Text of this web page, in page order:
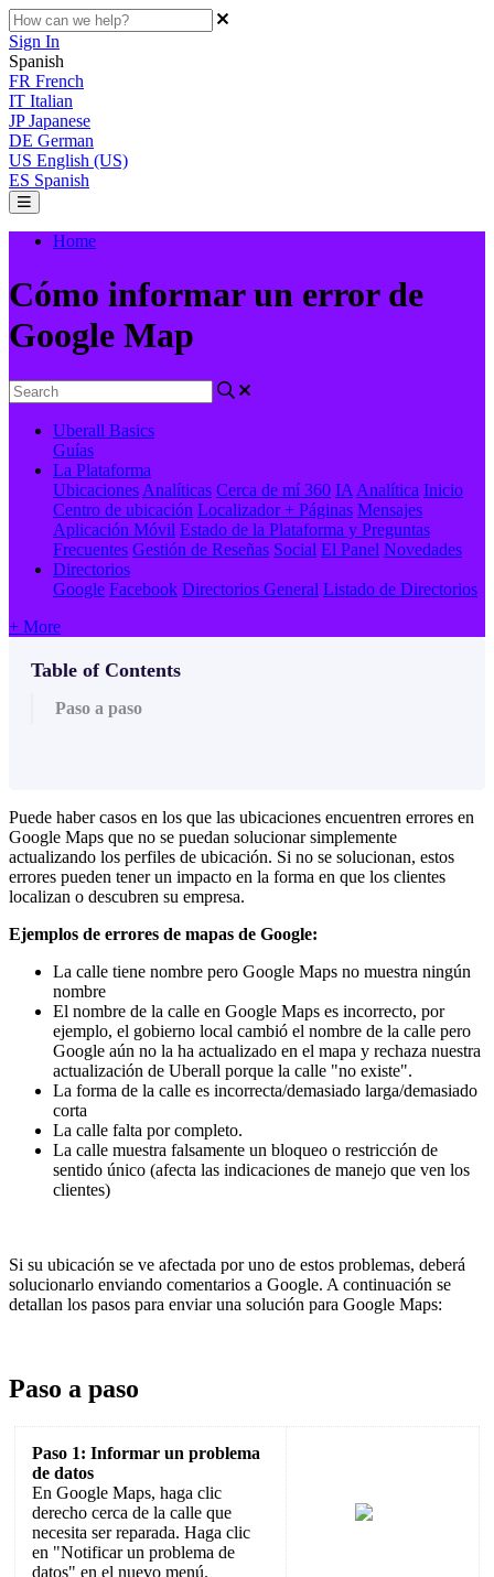
Sign In
Spanish
FR French
IT Italian
JP Japanese
DE German
US English (US)
ES Spanish
Home
Cómo informar un error de
Google Map
Uberall Basics
Guías
La Plataforma
Ubicaciones Analíticas Cerca de mí 360 IA Analítica Inicio
Centro de ubicación Localizador + Páginas Mensajes
Aplicación Móvil Estado de la Plataforma y Preguntas
Frecuentes Gestión de Reseñas Social El Panel Novedades
Directorios
Google Facebook Directorios General Listado de Directorios
+ More
Table of Contents
Paso a paso
Puede haber casos en los que las ubicaciones encuentren errores en
Google Maps que no se puedan solucionar simplemente
actualizando los perfiles de ubicación. Si no se solucionan, estos
errores pueden tener un impacto en la forma en que los clientes
localizan o descubren su empresa.
Ejemplos de errores de mapas de Google:
La calle tiene nombre pero Google Maps no muestra ningún
nombre
El nombre de la calle en Google Maps es incorrecto, por
ejemplo, el gobierno local cambió el nombre de la calle pero
Google aún no la ha actualizado en el mapa y rechaza nuestra
actualización de Uberall porque la calle "no existe".
La forma de la calle es incorrecta/demasiado larga/demasiado
corta
La calle falta por completo.
La calle muestra falsamente un bloqueo o restricción de
sentido único (afecta las indicaciones de manejo que ven los
clientes)
Si su ubicación se ve afectada por uno de estos problemas, deberá
solucionarlo enviando comentarios a Google. A continuación se
detallan los pasos para enviar una solución para Google Maps:
Paso a paso
Paso 1: Informar un problema
de datos
En Google Maps, haga clic
derecho cerca de la calle que
necesita ser reparada. Haga clic
en "Notificar un problema de
datos" en el nuevo menú.